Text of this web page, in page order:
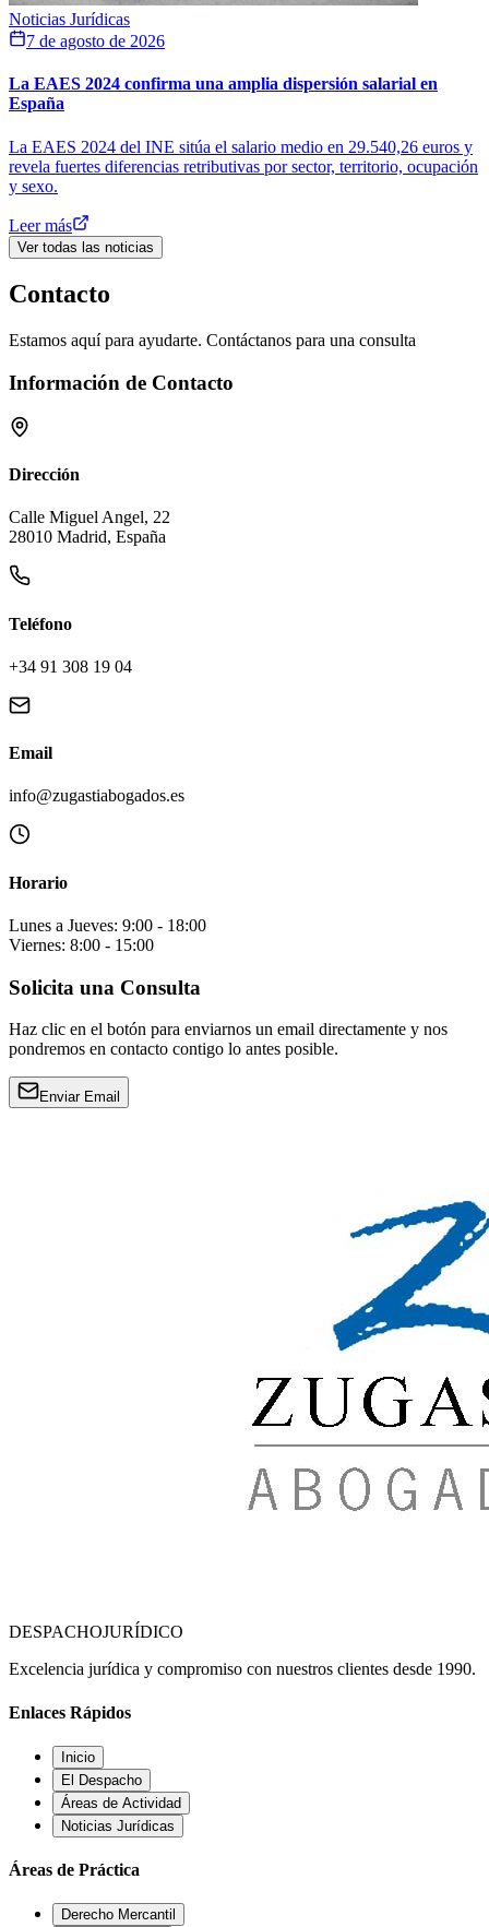
Noticias Jurídicas
7 de agosto de 2026
La EAES 2024 confirma una amplia dispersión salarial en
España
La EAES 2024 del INE sitúa el salario medio en 29.540,26 euros y
revela fuertes diferencias retributivas por sector, territorio, ocupación
y sexo.
Leer más
Ver todas las noticias
Contacto
Estamos aquí para ayudarte. Contáctanos para una consulta
Información de Contacto
Dirección
Calle Miguel Angel, 22
28010 Madrid, España
Teléfono
+34 91 308 19 04
Email
info@zugastiabogados.es
Horario
Lunes a Jueves: 9:00 - 18:00
Viernes: 8:00 - 15:00
Solicita una Consulta
Haz clic en el botón para enviarnos un email directamente y nos
pondremos en contacto contigo lo antes posible.
Enviar Email
DESPACHOJURÍDICO
Excelencia jurídica y compromiso con nuestros clientes desde 1990.
Enlaces Rápidos
Inicio
El Despacho
Áreas de Actividad
Noticias Jurídicas
Áreas de Práctica
Derecho Mercantil